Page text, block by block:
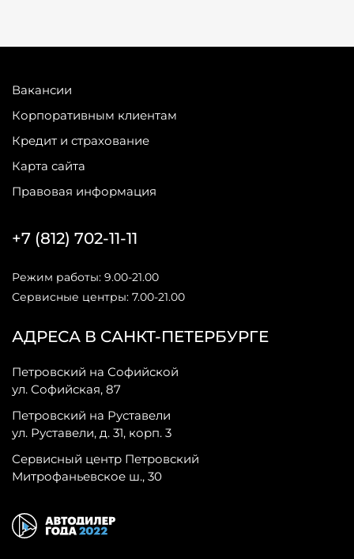
Вакансии
Корпоративным клиентам
Кредит и страхование
Карта сайта
Правовая информация
АДРЕСА В САНКТ-ПЕТЕРБУРГЕ
Петровский на Софийской
ул. Софийская, 87
Петровский на Руставели
ул. Руставели, д. 31, корп. 3
Сервисный центр Петровский
Митрофаньевское ш., 30
+7 (812) 702-11-11
Режим работы: 9.00-21.00
Сервисные центры: 7.00-21.00